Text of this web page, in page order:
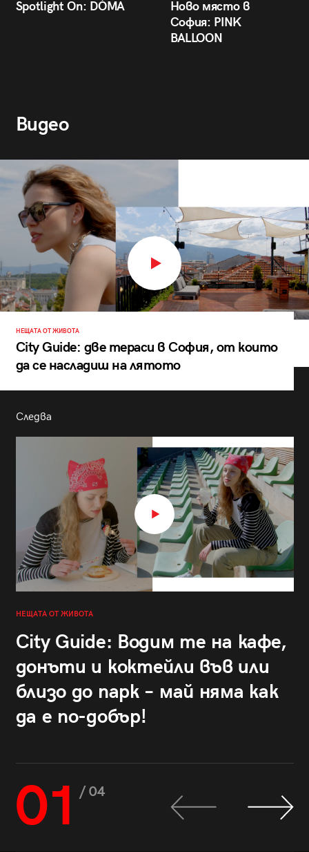
Spotlight On: DÒMA
Ново място в
София: PINK
BALLOON
Видео
НЕЩАТА ОТ ЖИВОТА
City Guide: две тераси в София, от които
да се насладиш на лятото
Следва
НЕЩАТА ОТ ЖИВОТА
City Guide: Водим те на кафе,
донъти и коктейли във или
близо до парк – май няма как
да е по-добър!
01 / 04